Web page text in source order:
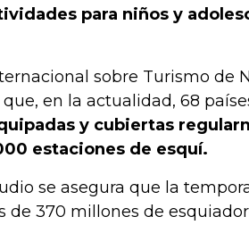
para niños y
sobre Turismo de
en la actualidad, 68
y cubiertas
estaciones de esquí.
se asegura que la
de 370 millones de